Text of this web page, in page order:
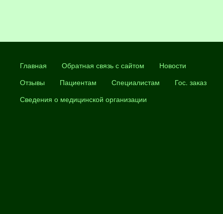
Главная Обратная связь с сайтом
Новости
Отзывы
Пациентам Специалистам
Гос. заказ
Сведения о медицинской организации